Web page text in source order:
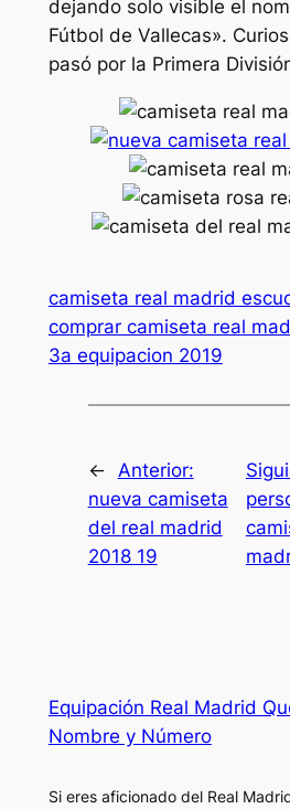
dejando solo visible el
Fútbol de Vallecas».
pasó por la Primera
camiseta real madrid
comprar camiseta real
3a equipacion 2019
←
Anterior:
nueva camiseta
del real madrid
2018 19
Equipación Real Madrid
Nombre y Número
Si eres aficionado del Real